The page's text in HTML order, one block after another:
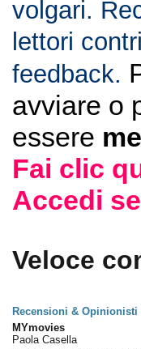
volgari.
lettori
feedback.
avviare o
essere
Fai clic
Accedi
Veloce
Recensioni & Opinionisti
MYmovies
Paola Casella